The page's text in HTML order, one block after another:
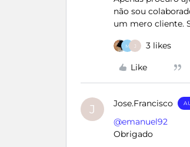
não sou
um mero cliente.
M J 3 likes
Like
J Jose.Francisco
@emanuel92
Obrigado